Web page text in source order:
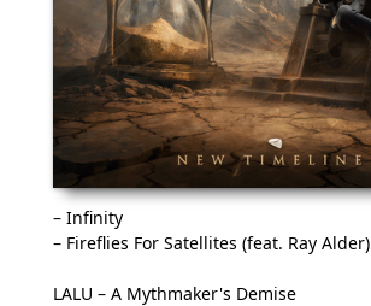
– Infinity
– Fireflies For Satellites (feat. Ray Alder)
LALU – A Mythmaker's Demise